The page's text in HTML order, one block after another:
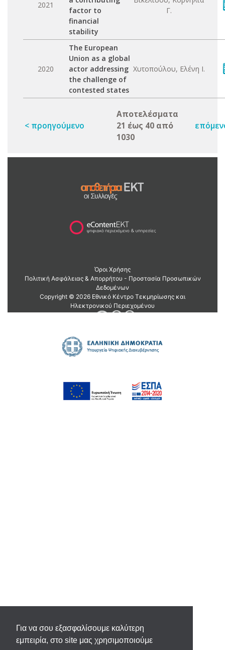
Για να σου εξασφαλίσουμε καλύτερη
εμπειρία, στο site μας χρησιμοποιούμε
2021
factor to
financial
stability
Γ.
2020
The European
Union as a global
actor addressing
the challenge of
contested states
Χυτοπούλου, Ελένη Ι.
< προηγούμενο
Αποτελέσματα
21 έως 40 από
1030